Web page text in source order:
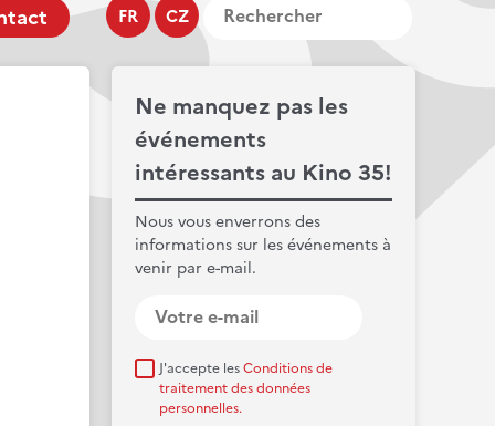
FR CZ
Ne manquez pas les
événements
intéressants au Kino 35!
Nous vous enverrons des
informations sur les événements à
venir par e-mail.
J'accepte lesConditions de
traitement des données
personnelles.